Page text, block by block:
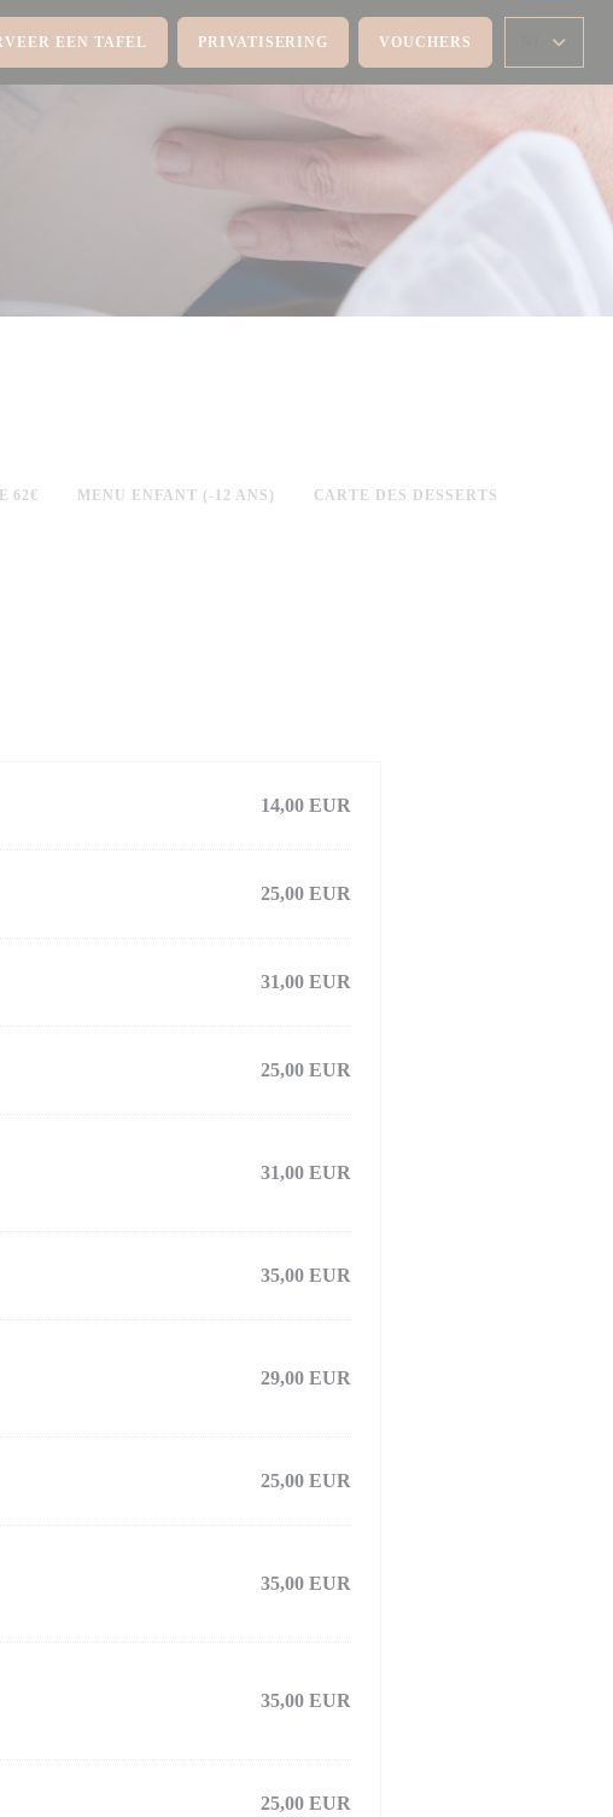
EEN TAFEL PRIVATISERING VOUCHERS
62€ MENU ENFANT (-12 ANS) CARTE DES DESSERTS
14,00 EUR
25,00 EUR
31,00 EUR
25,00 EUR
31,00 EUR
35,00 EUR
29,00 EUR
25,00 EUR
35,00 EUR
35,00 EUR
25,00 EUR